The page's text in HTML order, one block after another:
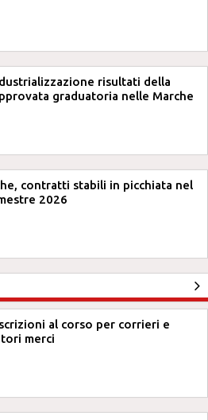
risultati della
graduatoria nelle Marche
contratti stabili in picchiata nel
2026
al corso per corrieri e
merci